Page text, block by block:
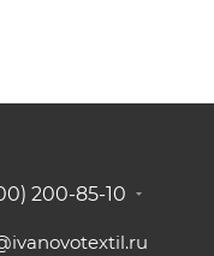
200-85-10